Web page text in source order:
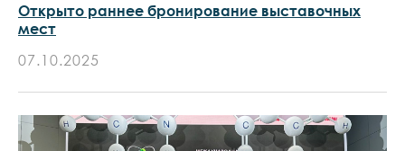
Открыто раннее бронирование выставочных
мест
07.10.2025